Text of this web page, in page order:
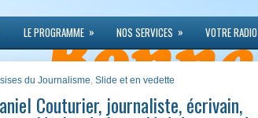
LE PROGRAMME » NOS SERVICES » VOTRE RADIO
du Journalisme, Slide et en vedette
Couturier, journaliste, écrivain,